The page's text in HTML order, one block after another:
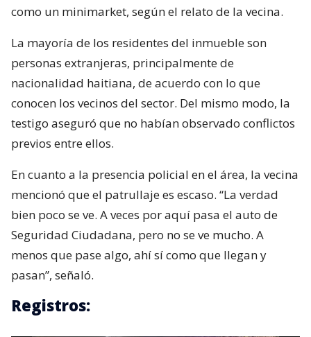
como un minimarket, según el relato de la vecina.
La mayoría de los residentes del inmueble son
personas extranjeras, principalmente de
nacionalidad haitiana, de acuerdo con lo que
conocen los vecinos del sector. Del mismo modo, la
testigo aseguró que no habían observado conflictos
previos entre ellos.
En cuanto a la presencia policial en el área, la vecina
mencionó que el patrullaje es escaso. “La verdad
bien poco se ve. A veces por aquí pasa el auto de
Seguridad Ciudadana, pero no se ve mucho. A
menos que pase algo, ahí sí como que llegan y
pasan”, señaló.
Registros: